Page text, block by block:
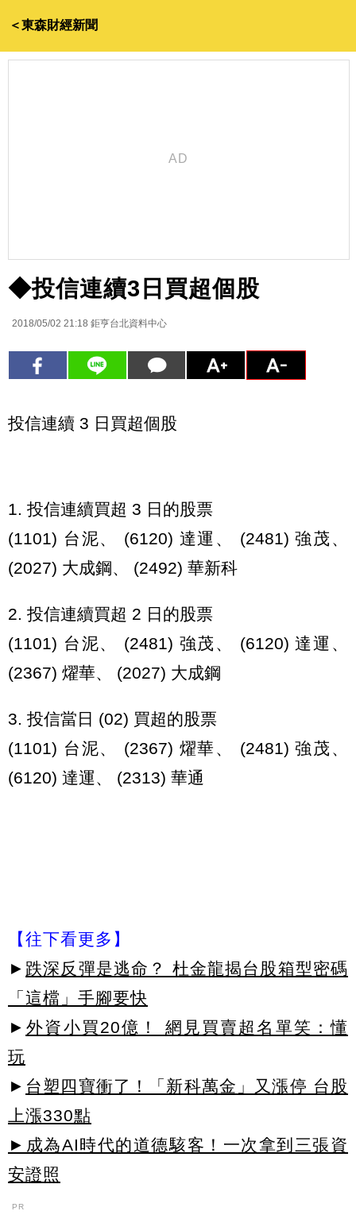
＜東森財經新聞
◆投信連續3日買超個股
2018/05/02 21:18 鉅亨台北資料中心
投信連續 3 日買超個股
1. 投信連續買超 3 日的股票
(1101) 台泥、 (6120) 達運、 (2481) 強茂、
(2027) 大成鋼、 (2492) 華新科
2. 投信連續買超 2 日的股票
(1101) 台泥、 (2481) 強茂、 (6120) 達運、
(2367) 燿華、 (2027) 大成鋼
3. 投信當日 (02) 買超的股票
(1101) 台泥、 (2367) 燿華、 (2481) 強茂、
(6120) 達運、 (2313) 華通
【往下看更多】
► 跌深反彈是逃命？ 杜金龍揭台股箱型密碼
「這檔」手腳要快
► 外資小買20億！ 網見買賣超名單笑：懂
玩
► 台塑四寶衝了！「新科萬金」又漲停 台股
上漲330點
►成為AI時代的道德駭客！一次拿到三張資
安證照
PR